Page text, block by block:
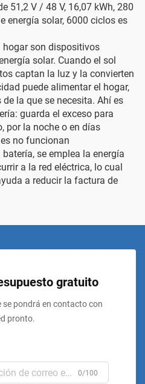
51,2 V / 48 V, 16,07 kWh, 280
energía solar, 6000 ciclos es
hogar son dispositivos
solar. Cuando el sol
captan la luz y la convierten
puede alimentar el hogar,
la que se necesita. Ahí es
guarda el exceso para
por la noche o en días
no funcionan
se emplea la energía
a la red eléctrica, lo cual
a reducir la factura de
gratuito
pondrá en contacto con
pronto.
0/100